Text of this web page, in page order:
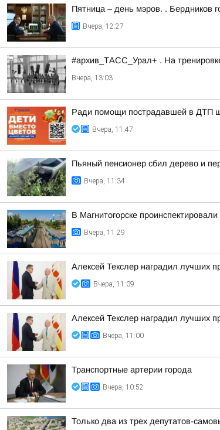
Пятница – день мэров. . Бердников
Вчера, 12:27
#архив_ТАСС_Урал+ . На
Вчера, 13:03
Ради помощи пострадавшей в ДТП
Вчера, 11:47
Пьяный пенсионер сбил дерево и
Вчера, 11:34
В Магнитогорске
Вчера, 11:29
Алексей Текслер наградил лучших
Вчера, 11:09
Алексей Текслер наградил лучших
Вчера, 11:00
Транспортные артерии города
Вчера, 10:52
Только два из трех депутатов-